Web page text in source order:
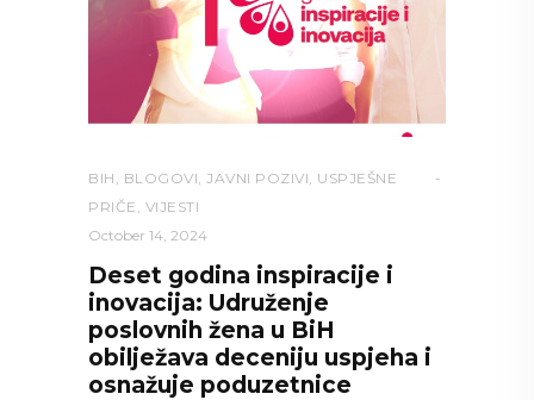
BIH BLOGOVI JAVNI POZIVI USPJEŠNE
PRIČE VIJESTI
October 14, 2024
Deset godina inspiracije i
inovacija: Udruženje
poslovnih žena u BiH
obilježava deceniju uspjeha i
osnažuje poduzetnice